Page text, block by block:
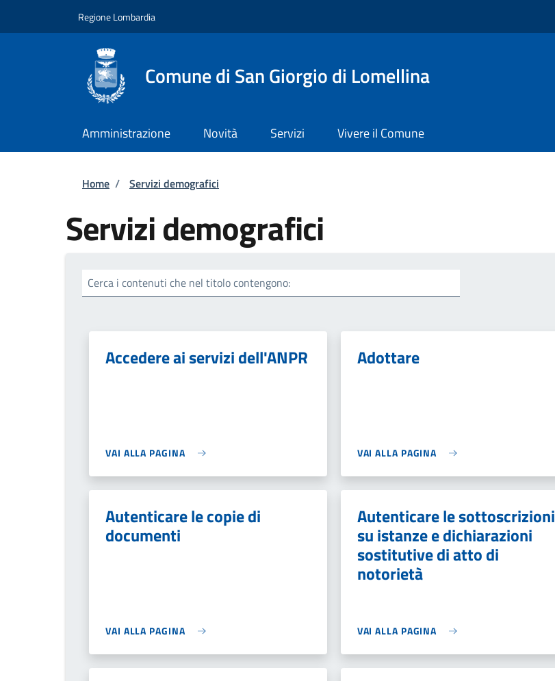
Regione Lombardia
Comune di San Giorgio di Lomellina
Amministrazione Novità Servizi Vivere il Comune
Briciole di pane
Home / Servizi demografici
Servizi demografici
Cerca i contenuti che nel titolo contengono:
Accedere ai servizi dell'ANPR
VAI ALLA PAGINA
Adottare
VAI ALLA PAGINA
Autenticare le copie di
documenti
VAI ALLA PAGINA
Autenticare le sottoscrizioni
su istanze e dichiarazioni
sostitutive di atto di
notorietà
VAI ALLA PAGINA